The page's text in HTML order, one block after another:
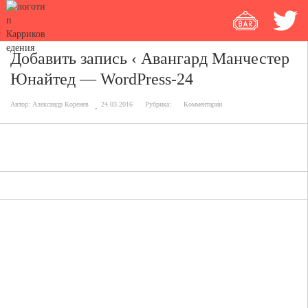
Добавить запись ‹ Авангард Манчестер
Юнайтед — WordPress-24
Автор: Александр Коренев 24.03.2016 Рубрика: Комментарии